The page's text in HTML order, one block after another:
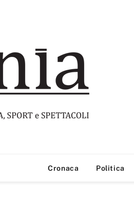
Cronaca Politica